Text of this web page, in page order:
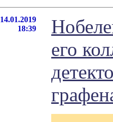
14.01.2019
18:39
его